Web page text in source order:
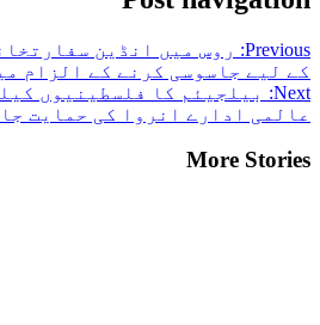
Previous:
روس میں انڈین
کے لیے جاسوسی کرنے کے الزام
Next:
بیلجیئم کا فلسطینیوں
عالمی ادارے انروا کی حمایت
More Stories